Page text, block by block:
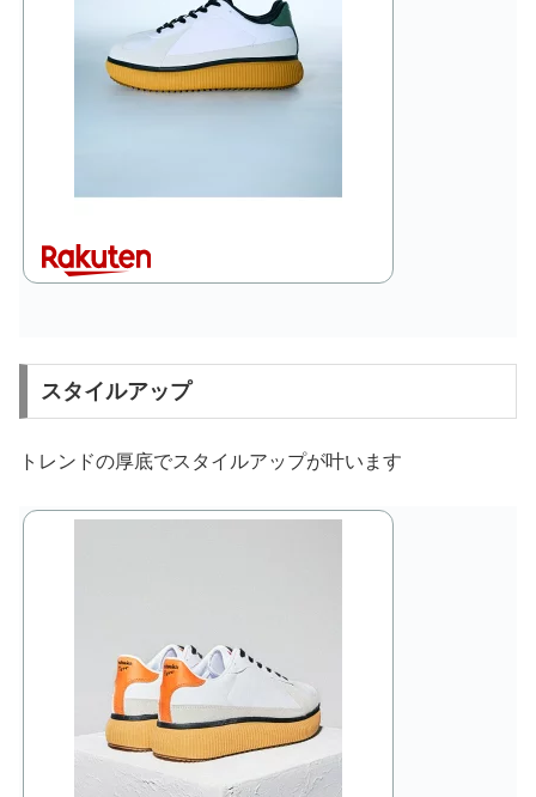
スタイルアップ
トレンドの厚底でスタイルアップが叶います